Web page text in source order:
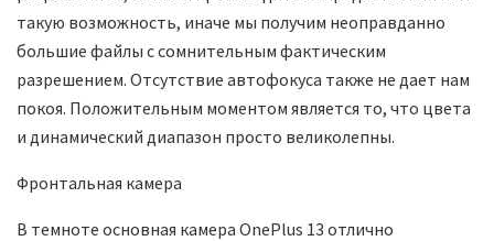
такую возможность, иначе мы получим неоправданно
большие файлы с сомнительным фактическим
разрешением. Отсутствие автофокуса также не дает нам
покоя. Положительным моментом является то, что цвета
и динамический диапазон просто великолепны.
Фронтальная камера
В темноте основная камера OnePlus 13 отлично